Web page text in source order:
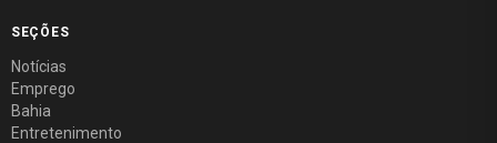
SEÇÕES
Notícias
Emprego
Bahia
Entretenimento